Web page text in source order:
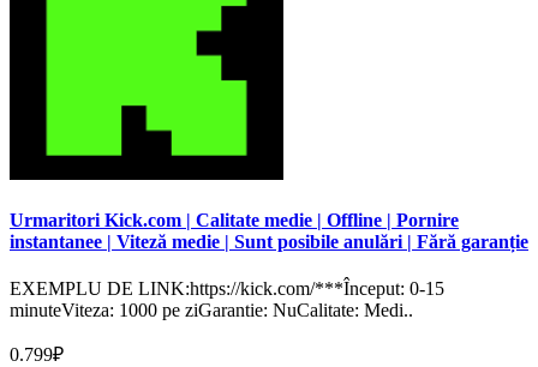
Urmaritori Kick.com | Calitate medie | Offline | Pornire
instantanee | Viteză medie | Sunt posibile anulări | Fără garanție
EXEMPLU DE LINK:https://kick.com/***Început: 0-15
minuteViteza: 1000 pe ziGarantie: NuCalitate: Medi..
0.799₽